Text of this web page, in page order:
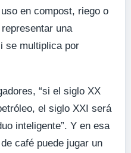
en compost, riego o
una
se multiplica por
“si el siglo XX
el siglo XXI será
inteligente”. Y en esa
café puede jugar un